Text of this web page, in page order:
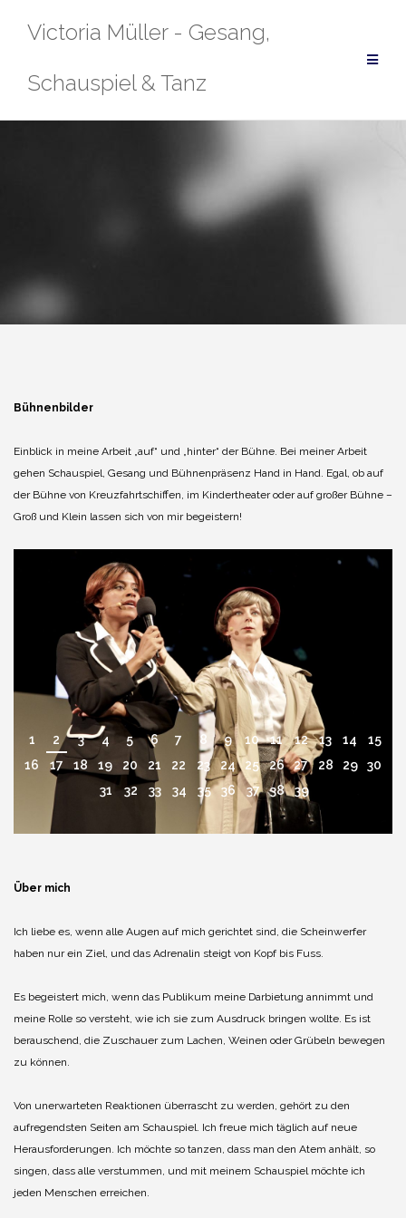
InhaltVictoria Müller - Gesang,
Schauspiel & Tanz
Bühnenbilder
Einblick in meine Arbeit „auf“ und „hinter“ der Bühne. Bei meiner Arbeit
gehen Schauspiel, Gesang und Bühnenpräsenz Hand in Hand. Egal, ob auf
der Bühne von Kreuzfahrtschiffen, im Kindertheater oder auf großer Bühne –
Groß und Klein lassen sich von mir begeistern!
1 2 3 4 5 6 7 8 9 10 11 12 13 14
15
16
17 18 19 20 21 22 23 24 25 26 27 28 29
30
31
32 33 34 35 36 37 38 39
Über mich
Ich liebe es, wenn alle Augen auf mich gerichtet sind, die Scheinwerfer
haben nur ein Ziel, und das Adrenalin steigt von Kopf bis Fuss.
Es begeistert mich, wenn das Publikum meine Darbietung annimmt und
meine Rolle so versteht, wie ich sie zum Ausdruck bringen wollte. Es ist
berauschend, die Zuschauer zum Lachen, Weinen oder Grübeln bewegen
zu können.
Von unerwarteten Reaktionen überrascht zu werden, gehört zu den
aufregendsten Seiten am Schauspiel. Ich freue mich täglich auf neue
Herausforderungen. Ich möchte so tanzen, dass man den Atem anhält, so
singen, dass alle verstummen, und mit meinem Schauspiel möchte ich
jeden Menschen erreichen.